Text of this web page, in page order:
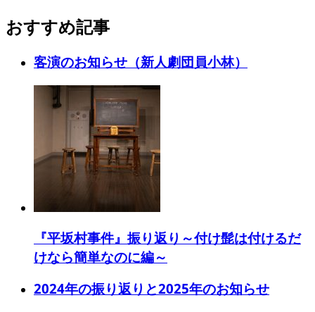
おすすめ記事
客演のお知らせ（新人劇団員小林）
『平坂村事件』振り返り～付け髭は付けるだ
けなら簡単なのに編～
2024年の振り返りと2025年のお知らせ